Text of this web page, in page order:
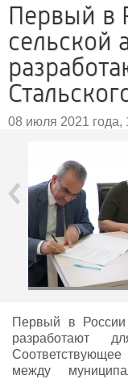
Первый в
сельской
08 июля 2021 года,
‹
Первый в России
разработают
между